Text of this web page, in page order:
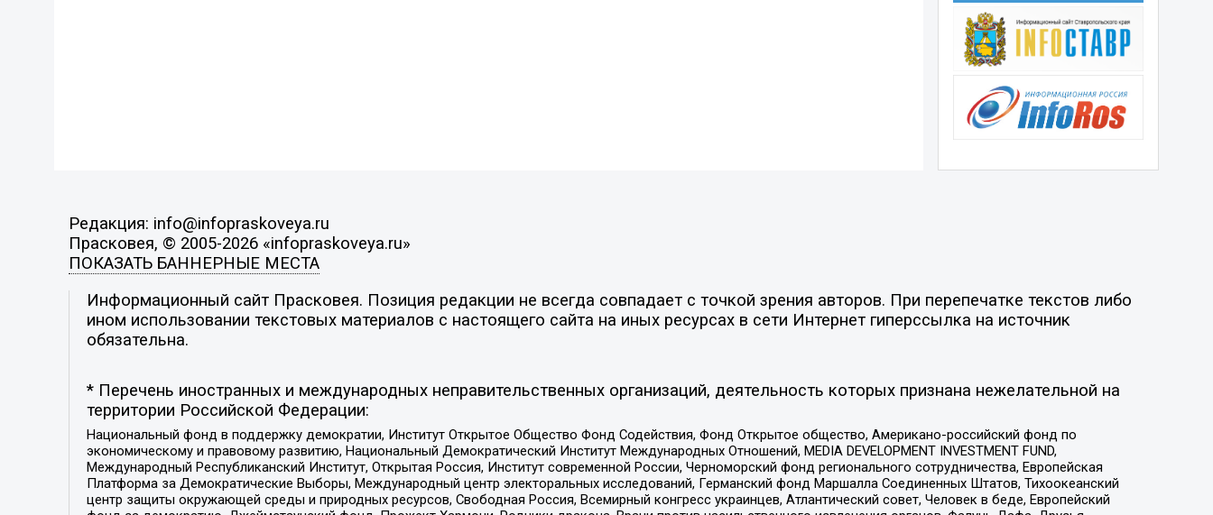
Редакция: info@infopraskoveya.ru
Прасковея, © 2005-2026 «infopraskoveya.ru»
ПОКАЗАТЬ БАННЕРНЫЕ МЕСТА
Информационный сайт Прасковея. Позиция редакции не всегда совпадает с точкой зрения авторов. При перепечатке текстов либо
ином использовании текстовых материалов с настоящего сайта на иных ресурсах в сети Интернет гиперссылка на источник
обязательна.
* Перечень иностранных и международных неправительственных организаций, деятельность которых признана нежелательной на
территории Российской Федерации:
Национальный фонд в поддержку демократии, Институт Открытое Общество Фонд Содействия, Фонд Открытое общество, Американо-российский фонд по
экономическому и правовому развитию, Национальный Демократический Институт Международных Отношений, MEDIA DEVELOPMENT INVESTMENT FUND,
Международный Республиканский Институт, Открытая Россия, Институт современной России, Черноморский фонд регионального сотрудничества, Европейская
Платформа за Демократические Выборы, Международный центр электоральных исследований, Германский фонд Маршалла Соединенных Штатов, Тихоокеанский
центр защиты окружающей среды и природных ресурсов, Свободная Россия, Всемирный конгресс украинцев, Атлантический совет, Человек в беде, Европейский